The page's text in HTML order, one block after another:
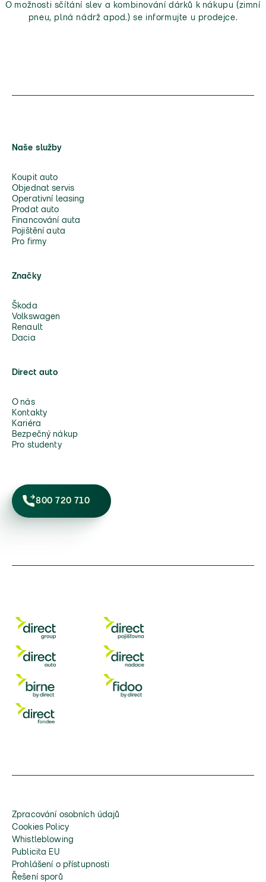
O možnosti sčítání slev a kombinování dárků k nákupu (zimní
pneu, plná nádrž apod.) se informujte u prodejce.
Naše služby
Koupit auto
Objednat servis
Operativní leasing
Prodat auto
Financování auta
Pojištění auta
Pro firmy
Značky
Škoda
Volkswagen
Renault
Dacia
Direct auto
O nás
Kontakty
Kariéra
Bezpečný nákup
Pro studenty
800 720 710
Zpracování osobních údajů
Cookies Policy
Whistleblowing
Publicita EU
Prohlášení o přístupnosti
Řešení sporů